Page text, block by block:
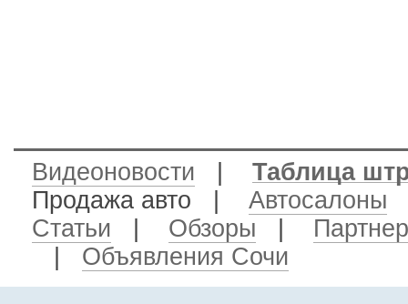
Видеоновости
Таблица
Продажа авто
Автосалоны
Статьи
Обзоры
Объявления Сочи